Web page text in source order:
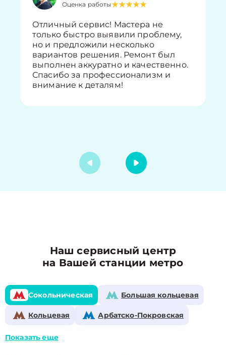
Оценка работы
Отличный сервис! Мастера не
только быстро выявили проблему,
но и предложили несколько
вариантов решения. Ремонт был
выполнен аккуратно и качественно.
Спасибо за профессионализм и
внимание к деталям!
Наш сервисный центр
на Вашей станции метро
Сокольническая Большая кольцевая
Кольцевая Арбатско-Покровская
Показать еще